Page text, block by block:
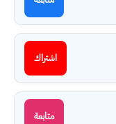
اشتراك
متابعة